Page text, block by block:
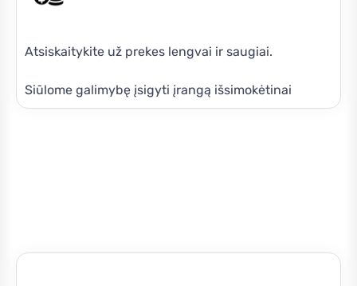
Atsiskaitykite už prekes lengvai ir saugiai.
Siūlome galimybę įsigyti įrangą išsimokėtinai